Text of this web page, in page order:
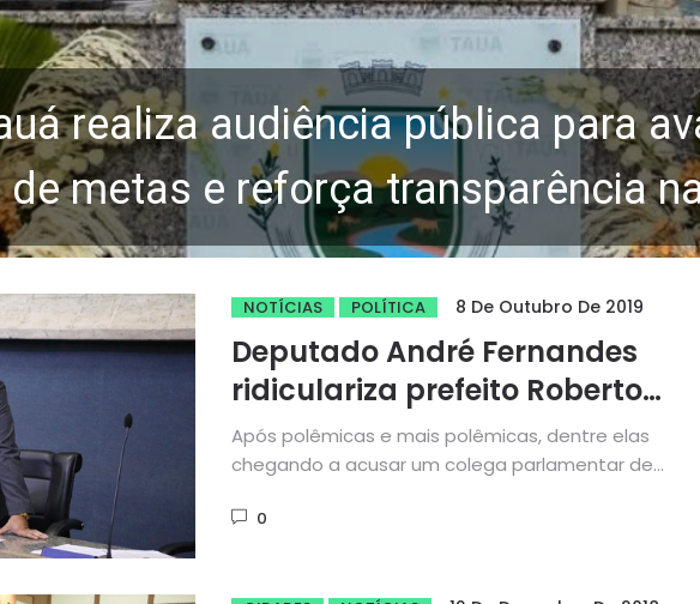
realiza audiência pública para
metas e reforça transparência
NOTÍCIAS POLÍTICA 8 De Outubro De 2019
Deputado André Fernandes
ridiculariza prefeito Roberto
Cláudio em rede social
Após polêmicas e mais polêmicas, dentre elas
chegando a acusar um colega parlamentar de
0